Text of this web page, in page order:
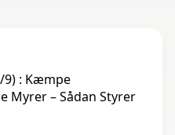
9) : Kæmpe
Myrer – Sådan Styrer